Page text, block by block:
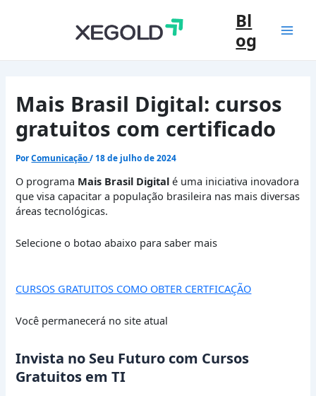
Bl
og
Mais Brasil Digital: cursos
gratuitos com certificado
PorComunicação/18 de julho de 2024
O programa Mais Brasil Digital é uma iniciativa inovadora
que visa capacitar a população brasileira nas mais diversas
áreas tecnológicas.
Selecione o botao abaixo para saber mais
CURSOS GRATUITOS COMO OBTER CERTFICAÇÃO
Você permanecerá no site atual
Invista no Seu Futuro com Cursos
Gratuitos em TI